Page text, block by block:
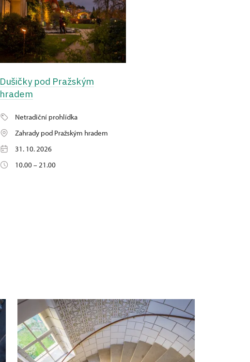
Dušičky pod Pražským
hradem
Netradiční prohlídka
Zahrady pod Pražským hradem
31. 10. 2026
10.00 – 21.00